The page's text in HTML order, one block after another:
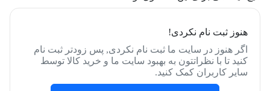
هنوز ثبت نام نکردی!
اگر هنوز در سایت ما ثبت نام نکردی, پس زودتر ثبت نام
کنید تا با نظراتتون به بهبود سایت ما و خرید کالا توسط
سایر کاربران کمک کنید.